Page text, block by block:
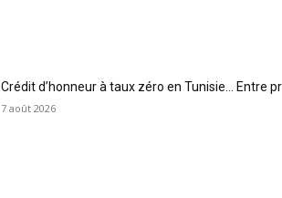
Crédit d’honneur à taux zéro en Tunisie… Entre
7 août 2026